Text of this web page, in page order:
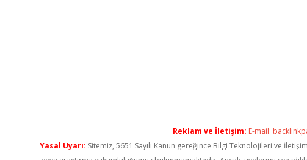
Reklam ve İletişim: E-mail:
Yasal Uyarı: Sitemiz, 5651 Sayılı Kanun gereğince Bilgi Teknolojileri ve